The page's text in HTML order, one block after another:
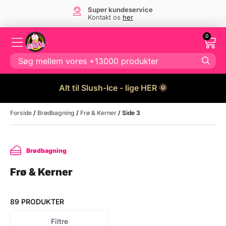
Super kundeservice
Kontakt os her
0
Alt til Slush-Ice - lige HER 🌞
Forside / Brødbagning / Frø & Kerner / Side 3
Brødbagning
Frø & Kerner
89 PRODUKTER
Filtre